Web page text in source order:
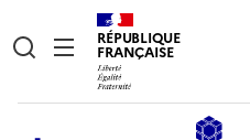
RÉPUBLIQUE
FRANÇAISE